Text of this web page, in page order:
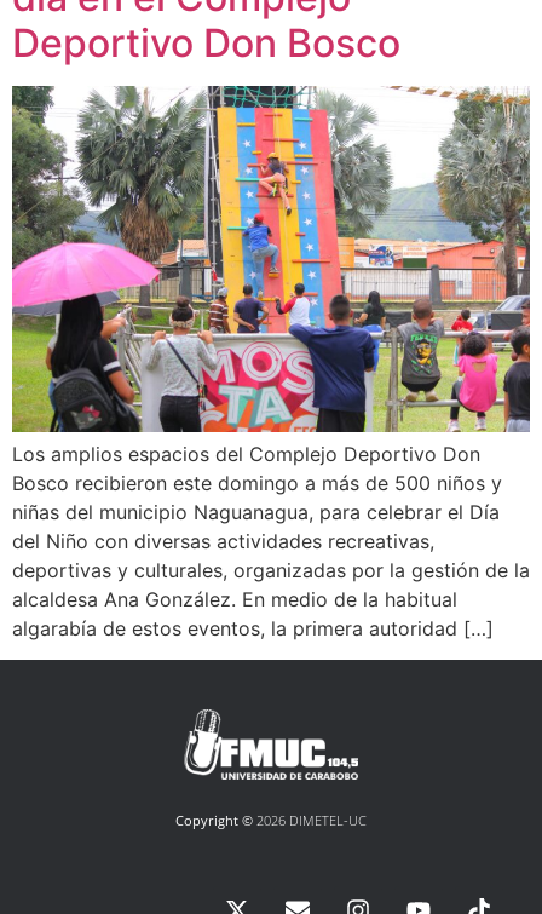
Deportivo Don Bosco
Los amplios espacios del Complejo Deportivo Don
Bosco recibieron este domingo a más de 500 niños y
niñas del municipio Naguanagua, para celebrar el Día
del Niño con diversas actividades recreativas,
deportivas y culturales, organizadas por la gestión de la
alcaldesa Ana González. En medio de la habitual
algarabía de estos eventos, la primera autoridad […]
Copyright © 2026 DIMETEL-UC